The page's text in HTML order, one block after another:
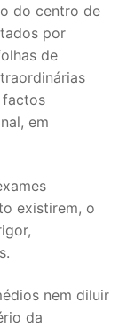
do centro de
por
de
factos
em
existirem, o
nem diluir
da